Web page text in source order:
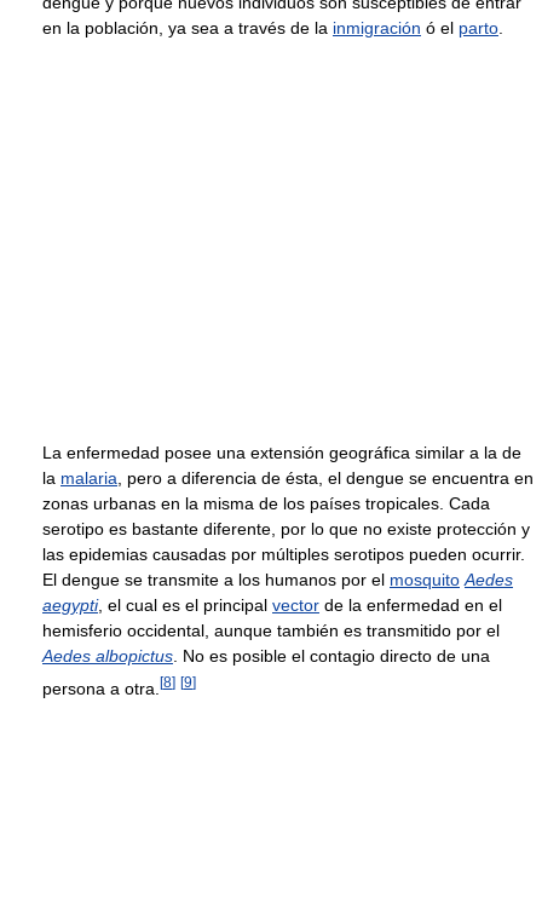
en la población, ya sea a través de la inmigración ó el parto
La enfermedad posee una extensión geográfica similar a la de
la malaria , pero a diferencia de ésta, el dengue se encuentra en
zonas urbanas en la misma de los países tropicales. Cada
serotipo es bastante diferente, por lo que no existe protección y
las epidemias causadas por múltiples serotipos pueden ocurrir.
El dengue se transmite a los humanos por el mosquito Aedes
aegypti, el cual es el principal vector de la enfermedad en el
hemisferio occidental, aunque también es transmitido por el
Aedes albopictus . No es posible el contagio directo de una
persona a otra. [8] [9]